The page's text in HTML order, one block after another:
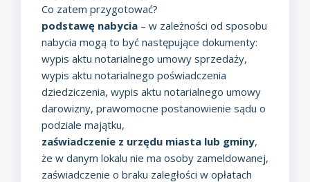
Co zatem przygotować?
podstawę nabycia – w zależności od sposobu
nabycia mogą to być następujące dokumenty:
wypis aktu notarialnego umowy sprzedaży,
wypis aktu notarialnego poświadczenia
dziedziczenia, wypis aktu notarialnego umowy
darowizny, prawomocne postanowienie sądu o
podziale majątku,
zaświadczenie z urzędu miasta lub gminy,
że w danym lokalu nie ma osoby zameldowanej,
zaświadczenie o braku zaległości w opłatach